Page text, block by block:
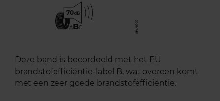
70
ABC
Deze band is beoordeeld met het EU
brandstofefficiëntie-label B, wat overeen komt
met een zeer goede brandstofefficiëntie.